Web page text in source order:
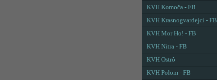
KVH Komoča - FB
KVH Krasnogvardejci - FB
KVH Mor Ho! - FB
KVH Nitra - FB
KVH Ostrô
KVH Polom - FB